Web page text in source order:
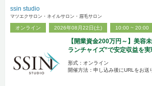
ssin studio
マツエクサロン・ネイルサロン・眉毛サロン
オンライン 2026年08月22日(土) 10:00 ~ 20:00
【開業資金200万円～】美容
ランチャイズ”で安定収益を実
形式：オンライン
開催方法：申し込み後にURLをお送